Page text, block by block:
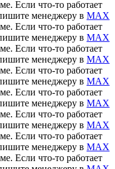
Если что-то работает
менеджеру в MAX
Если что-то работает
менеджеру в MAX
Если что-то работает
менеджеру в MAX
Если что-то работает
менеджеру в MAX
Если что-то работает
менеджеру в MAX
Если что-то работает
менеджеру в MAX
Если что-то работает
менеджеру в MAX
Если что-то работает